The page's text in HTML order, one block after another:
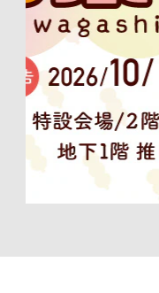
夏休みキッズカ
7月22日（水）から